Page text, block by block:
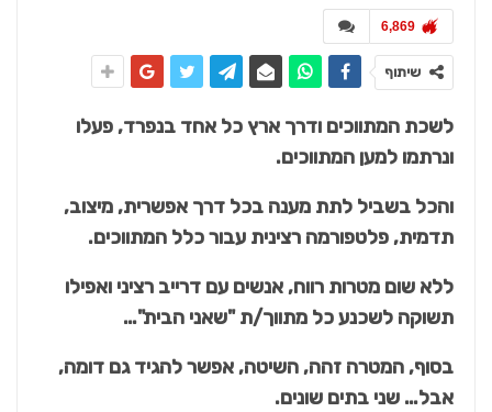
6,869
שיתוף
לשכת המתווכים ודרך ארץ כל אחד בנפרד, פעלו
ונרתמו למען המתווכים.
והכל בשביל לתת מענה בכל דרך אפשרית, מיצוב,
תדמית, פלטפורמה רצינית עבור כלל המתווכים.
ללא שום מטרות רווח, אנשים עם דרייב רציני ואפילו
תשוקה לשכנע כל מתווך/ת "שאני הבית"…
בסוף, המטרה זהה, השיטה, אפשר להגיד גם דומה,
אבל… שני בתים שונים.